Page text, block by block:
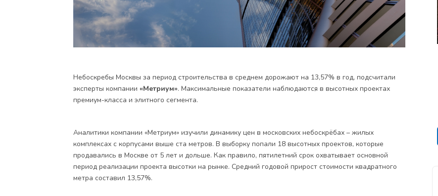
Небоскребы Москвы за период строительства в среднем дорожают на 13,57% в год, подсчитали
эксперты компании «Метриум». Максимальные показатели наблюдаются в высотных проектах
премиум-класса и элитного сегмента.
Аналитики компании «Метриум» изучили динамику цен в московских небоскрёбах – жилых
комплексах с корпусами выше ста метров. В выборку попали 18 высотных проектов, которые
продавались в Москве от 5 лет и дольше. Как правило, пятилетний срок охватывает основной
период реализации проекта высотки на рынке. Средний годовой прирост стоимости квадратного
метра составил 13,57%.